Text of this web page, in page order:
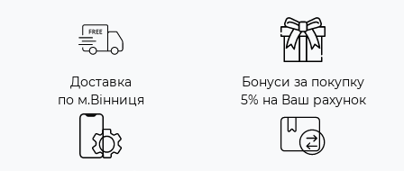
Доставка
по м.Вінниця
Бонуси за покупку
5% на Ваш рахунок